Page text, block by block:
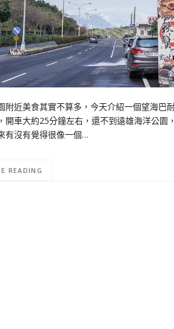
附近美食其實不算多，今天介紹一個望海巴
開車大約25分鐘左右，還不到遠雄海洋公
有沒有覺得很像一個…
READING